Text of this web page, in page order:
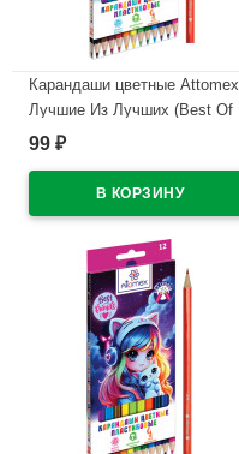
Карандаши цветные Attomex
Лучшие Из Лучших (Best Of
The Best) 12 цветов 2М,
арт.5022549
99 ₽